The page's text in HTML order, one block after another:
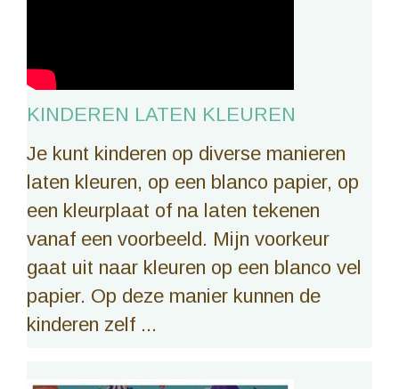
KINDEREN LATEN KLEUREN
Je kunt kinderen op diverse manieren
laten kleuren, op een blanco papier, op
een kleurplaat of na laten tekenen
vanaf een voorbeeld. Mijn voorkeur
gaat uit naar kleuren op een blanco vel
papier. Op deze manier kunnen de
kinderen zelf ...